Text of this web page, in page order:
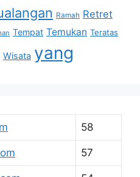
Ramah Retret
Tempat Temukan Teratas
Wisata yang
58
57